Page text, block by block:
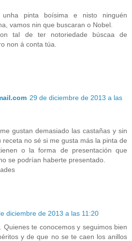
pinta boísima e nisto ninguén
vamos nin que buscaran o Nobel.
tal de ter notoriedade búscaa de
non á conta túa.
29 de diciembre de 2013 a las
gustan demasiado las castañas y sin
receta no sé si me gusta más la pinta de
o la forma de presentación que
se podrían haberte presentado.
diciembre de 2013 a las 11:20
Quienes te conocemos y seguimos bien
y de que no se te caen los anillos